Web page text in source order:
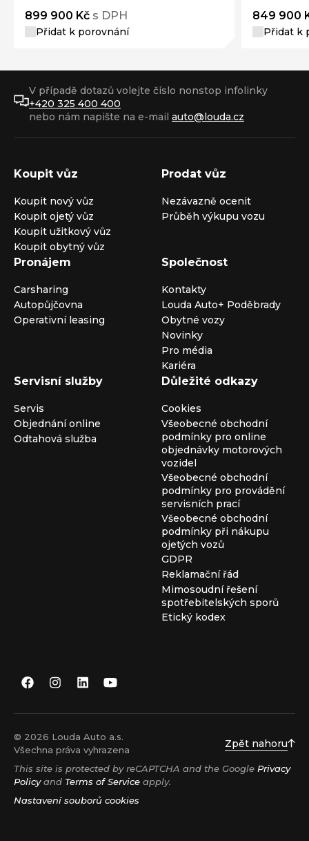
899 900 Kč s DPH
Přidat k porovnání
849 900
Přidat k
V případě dotazů volejte číslo nonstop infolinky
+420 325 400 400
nebo nám napište na e-mail auto@louda.cz
Koupit vůz
Koupit nový vůz
Koupit ojetý vůz
Koupit užitkový vůz
Koupit obytný vůz
Prodat vůz
Nezávazně ocenit
Průběh výkupu vozu
Pronájem
Carsharing
Autopůjčovna
Operativní leasing
Společnost
Kontakty
Louda Auto+ Poděbrady
Obytné vozy
Novinky
Pro média
Kariéra
Servisní služby
Servis
Objednání online
Odtahová služba
Důležité odkazy
Cookies
Všeobecné obchodní
podmínky pro online
objednávky motorových
vozidel
Všeobecné obchodní
podmínky pro provádění
servisních prací
Všeobecné obchodní
podmínky při nákupu
ojetých vozů
GDPR
Reklamační řád
Mimosoudní řešení
spotřebitelských sporů
Etický kodex
© 2026 Louda Auto a.s.
Všechna práva vyhrazena
Zpět nahoru
This site is protected by reCAPTCHA and the Google Privacy
Policyand Terms of Service apply.
Nastavení souborů cookies